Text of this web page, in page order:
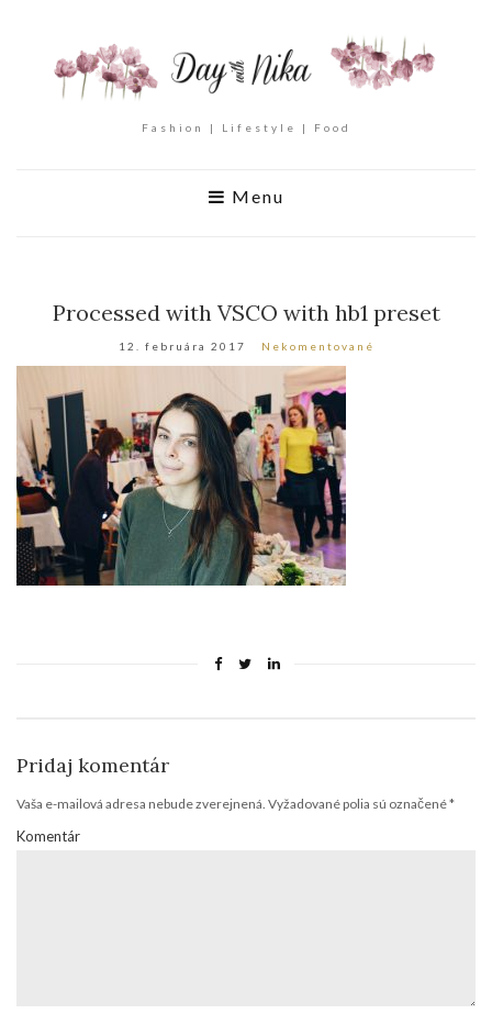
Fashion | Lifestyle | Food
Menu
Processed with VSCO with hb1 preset
12. februára 2017 Nekomentované
Pridaj komentár
Vaša e-mailová adresa nebude zverejnená. Vyžadované polia sú označené*
Komentár